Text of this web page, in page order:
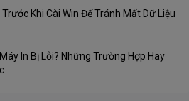
Khi Cài Win Để Tránh Mất Dữ Liệu
In Bị Lỗi? Những Trường Hợp Hay